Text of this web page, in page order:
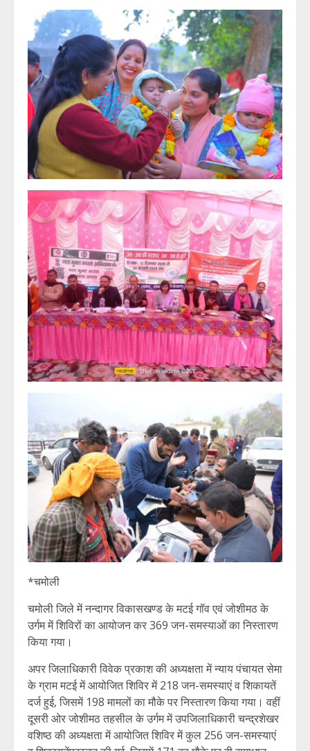
*चमोली
चमोली जिले में नन्दागर विकासखण्ड के मटई गॉव एवं जोशीमठ के
उर्गम में शिविरों का आयोजन कर 369 जन-समस्याओं का निस्तारण
किया गया।
अपर जिलाधिकारी विवेक प्रकाश की अध्यक्षता में न्याय पंचायत सेमा
के ग्राम मटई में आयोजित शिविर में 218 जन-समस्याएं व शिकायतें
दर्ज हुई, जिसमें 198 मामलों का मौके पर निस्तारण किया गया। वहीं
दूसरी ओर जोशीमठ तहसील के उर्गम में उपजिलाधिकारी चन्द्रशेखर
वशिष्ठ की अध्यक्षता में आयोजित शिविर में कुल 256 जन-समस्याएं